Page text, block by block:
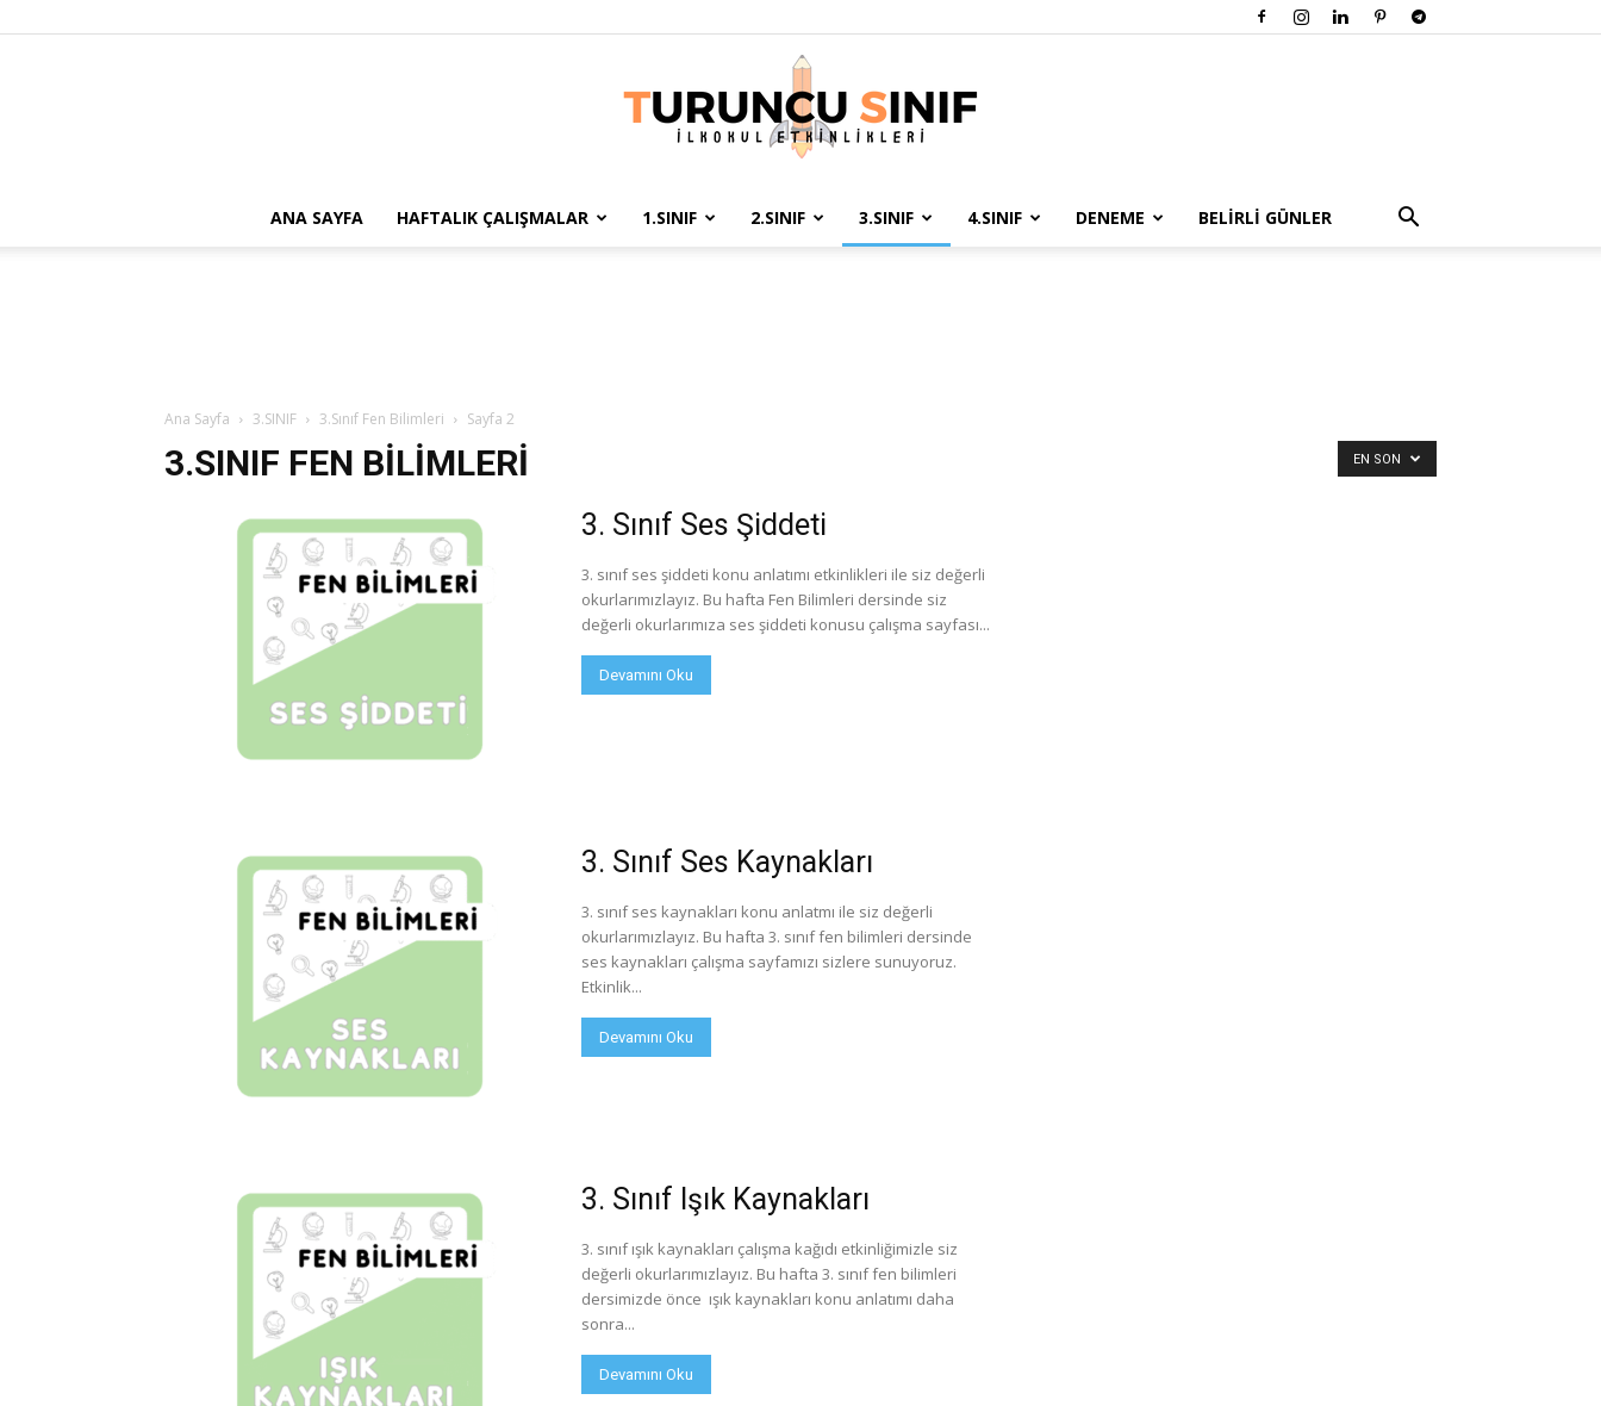
Turuncu
ANA SAYFA HAFTALIK ÇALIŞMALAR 1.SINIF 2.SINIF 3.SINIF 4.SINIF DENEME BELİRLİ GÜNLER
Ana Sayfa 3.SINIF 3.Sınıf Fen Bilimleri Sayfa 2
3.SINIF FEN BILIMLERI EN SON
3. Sınıf Ses Şiddeti
3. sınıf ses şiddeti konu anlatımı etkinlikleri ile siz değerli
okurlarımızlayız. Bu hafta Fen Bilimleri dersinde siz
değerli okurlarımıza ses şiddeti konusu çalışma sayfası...
Devamını Oku
3. Sınıf Ses Kaynakları
3. sınıf ses kaynakları konu anlatmı ile siz değerli
okurlarımızlayız. Bu hafta 3. sınıf fen bilimleri dersinde
ses kaynakları çalışma sayfamızı sizlere sunuyoruz.
Etkinlik...
Devamını Oku
3. Sınıf Işık Kaynakları
3. sınıf ışık kaynakları çalışma kağıdı etkinliğimizle siz
değerli okurlarımızlayız. Bu hafta 3. sınıf fen bilimleri
dersimizde önce ışık kaynakları konu anlatımı daha
sonra...
Devamını Oku